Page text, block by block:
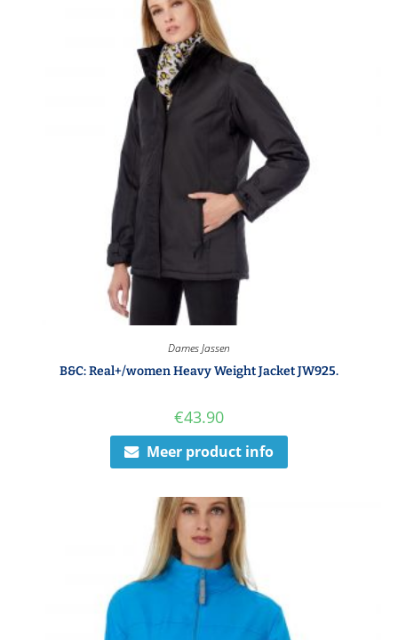
Dames Jassen
B&C: Real+/women Heavy Weight Jacket JW925.
€43.90
Meer product info